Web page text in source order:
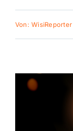
Galerie
Themen und
Von:WisiReporter